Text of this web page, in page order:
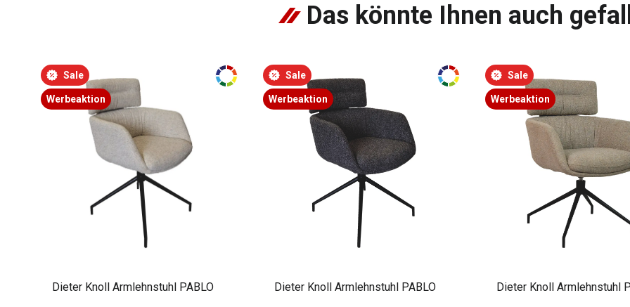
Das könnte Ihnen auch
Sale
Werbeaktion
Dieter Knoll Armlehnstuhl PABLO
Sale
Werbeaktion
Dieter Knoll Armlehnstuhl PABLO
Sale
Werbeaktion
Dieter Knoll Armlehnstuhl